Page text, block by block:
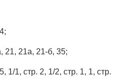
21, 21а, 21-б, 35;
1/1, стр. 2, 1/2, стр. 1, 1, стр.